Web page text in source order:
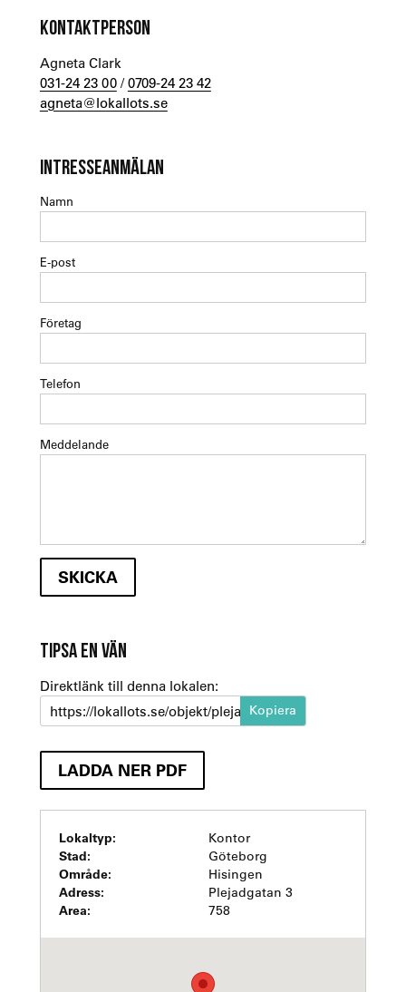
KONTAKTPERSON
Agneta Clark
031-24 23 00/0709-24 23 42
agneta@lokallots.se
INTRESSEANMÄLAN
Namn
E-post
Företag
Telefon
Meddelande
TIPSA EN VÄN
Direktlänk till denna lokalen:
https://lokallots.se/objekt/plejadgatan-3
LADDA NER PDF
Lokaltyp: Kontor
Stad: Göteborg
Område: Hisingen
Adress: Plejadgatan 3
Area: 758